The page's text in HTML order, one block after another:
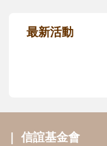
最新活動
信誼基金會